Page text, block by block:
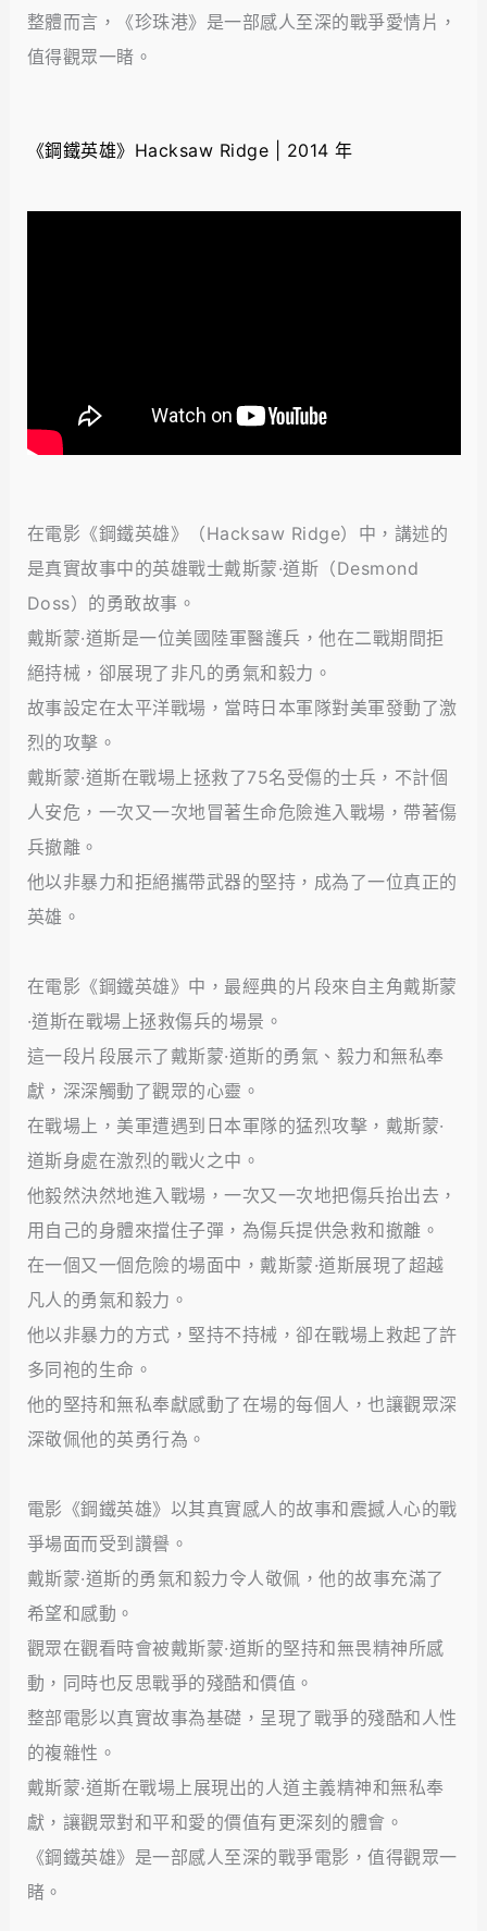
整體而言，《珍珠港》是一部感人至深的戰爭愛情片，
值得觀眾一睹。
《鋼鐵英雄》Hacksaw Ridge | 2014 年
在電影《鋼鐵英雄》（Hacksaw Ridge）中，講述的
是真實故事中的英雄戰士戴斯蒙·道斯（Desmond
Doss）的勇敢故事。
戴斯蒙·道斯是一位美國陸軍醫護兵，他在二戰期間拒
絕持械，卻展現了非凡的勇氣和毅力。
故事設定在太平洋戰場，當時日本軍隊對美軍發動了激
烈的攻擊。
戴斯蒙·道斯在戰場上拯救了75名受傷的士兵，不計個
人安危，一次又一次地冒著生命危險進入戰場，帶著傷
兵撤離。
他以非暴力和拒絕攜帶武器的堅持，成為了一位真正的
英雄。
在電影《鋼鐵英雄》中，最經典的片段來自主角戴斯蒙
·道斯在戰場上拯救傷兵的場景。
這一段片段展示了戴斯蒙·道斯的勇氣、毅力和無私奉
獻，深深觸動了觀眾的心靈。
在戰場上，美軍遭遇到日本軍隊的猛烈攻擊，戴斯蒙·
道斯身處在激烈的戰火之中。
他毅然決然地進入戰場，一次又一次地把傷兵抬出去，
用自己的身體來擋住子彈，為傷兵提供急救和撤離。
在一個又一個危險的場面中，戴斯蒙·道斯展現了超越
凡人的勇氣和毅力。
他以非暴力的方式，堅持不持械，卻在戰場上救起了許
多同袍的生命。
他的堅持和無私奉獻感動了在場的每個人，也讓觀眾深
深敬佩他的英勇行為。
電影《鋼鐵英雄》以其真實感人的故事和震撼人心的戰
爭場面而受到讚譽。
戴斯蒙·道斯的勇氣和毅力令人敬佩，他的故事充滿了
希望和感動。
觀眾在觀看時會被戴斯蒙·道斯的堅持和無畏精神所感
動，同時也反思戰爭的殘酷和價值。
整部電影以真實故事為基礎，呈現了戰爭的殘酷和人性
的複雜性。
戴斯蒙·道斯在戰場上展現出的人道主義精神和無私奉
獻，讓觀眾對和平和愛的價值有更深刻的體會。
《鋼鐵英雄》是一部感人至深的戰爭電影，值得觀眾一
睹。